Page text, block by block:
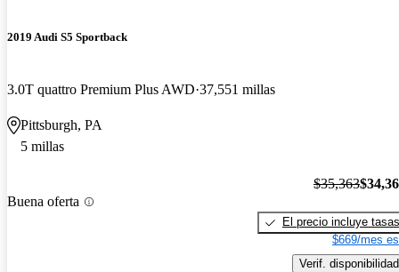
2019 Audi S5 Sportback
3.0T quattro Premium Plus AWD 37,551 millas
Pittsburgh, PA
5 millas
Buena oferta
$35,363
El precio incluye tasas
$669/mes
Verif. disponibilidad